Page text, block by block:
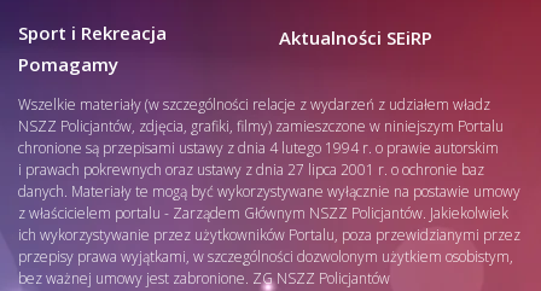
Sport i Rekreacja
Pomagamy
Aktualności SEiRP
Wszelkie materiały (w szczególności relacje z wydarzeń z udziałem władz
NSZZ Policjantów, zdjęcia, grafiki, filmy) zamieszczone w niniejszym Portalu
chronione są przepisami ustawy z dnia 4 lutego 1994 r. o prawie autorskim
i prawach pokrewnych oraz ustawy z dnia 27 lipca 2001 r. o ochronie baz
danych. Materiały te mogą być wykorzystywane wyłącznie na postawie umowy
z właścicielem portalu - Zarządem Głównym NSZZ Policjantów. Jakiekolwiek
ich wykorzystywanie przez użytkowników Portalu, poza przewidzianymi przez
przepisy prawa wyjątkami, w szczególności dozwolonym użytkiem osobistym,
bez ważnej umowy jest zabronione. ZG NSZZ Policjantów